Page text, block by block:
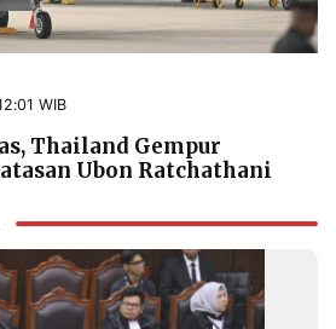
WIB
Thailand Gempur
Ubon Ratchathani